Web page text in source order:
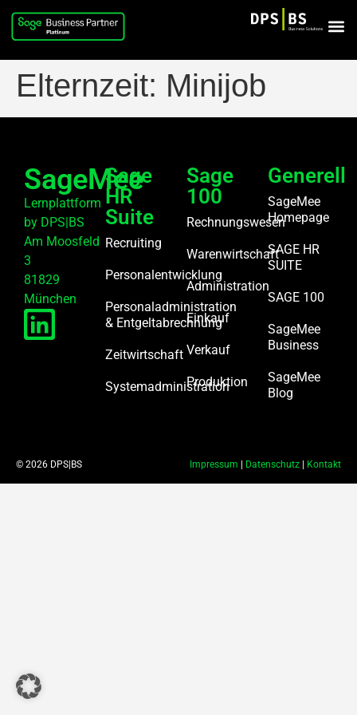
Elternzeit: Minijob
SageMee
Lernplattform
by DPS|BS
Am Moosfeld
3
81829
München
Sage
HR
Suite
Recruiting
Personalentwicklung
Personaladministration
& Entgeltabrechnung
Zeitwirtschaft
Systemadministration
Sage
100
Rechnungswesen
Warenwirtschaft
Administration
Einkauf
Verkauf
Produktion
Generell
SageMee
Homepage
SAGE HR
SUITE
SAGE 100
SageMee
Business
SageMee
Blog
© 2026 DPS|BS Impressum Datenschutz Kontakt